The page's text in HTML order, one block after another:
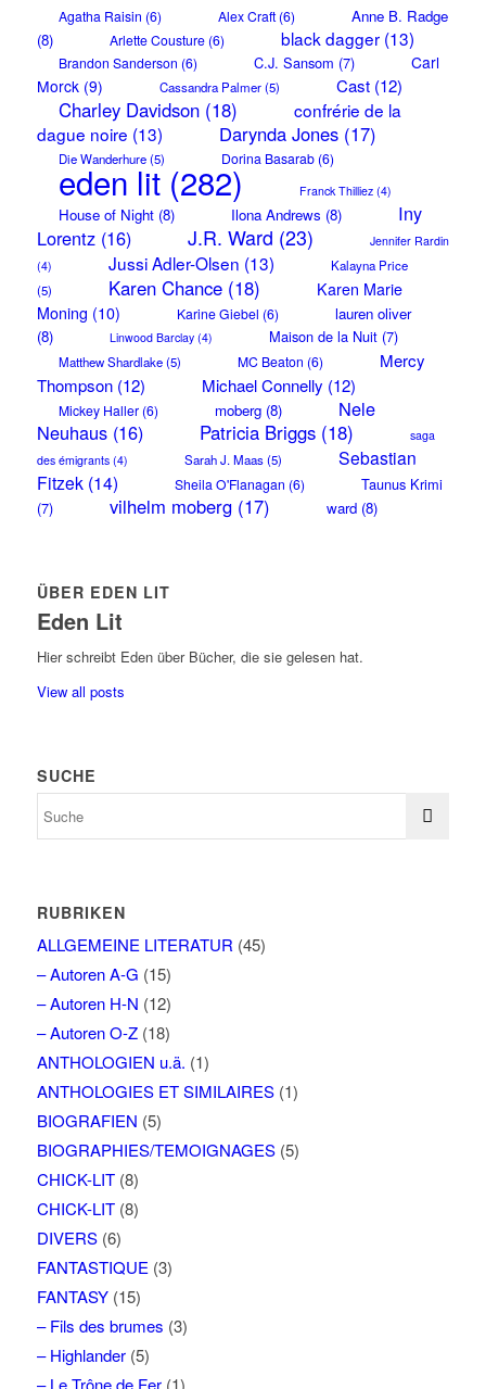
Agatha Raisin (6) Alex Craft(6)
Anne B. Radge
(8)
Arlette Cousture(6) black dagger(13)
Brandon Sanderson (6) C.J. Sansom (7)
Carl
Morck(9) Cassandra Palmer(5) Cast(12)
Charley Davidson(18)
confrérie de la
dague noire (13) Darynda Jones(17)
Die Wanderhure(5) Dorina Basarab(6)
eden lit(282) Franck Thilliez(4)
House of Night(8) Ilona Andrews (8)
Iny
Lorentz(16) J.R. Ward (23)
Jennifer Rardin
(4)
Jussi Adler-Olsen (13)
Kalayna Price
(5)
Karen Chance(18)
Karen Marie
Moning (10) Karine Giebel (6)
lauren oliver
(8)
Linwood Barclay(4) Maison de la Nuit(7)
Matthew Shardlake(5) MC Beaton (6)
Mercy
Thompson(12) Michael Connelly (12)
Mickey Haller(6) moberg(8)
Nele
Neuhaus(16) Patricia Briggs(18)
saga
des émigrants(4) Sarah J. Maas(5)
Sebastian
Fitzek(14) Sheila O'Flanagan (6)
Taunus Krimi
(7)
vilhelm moberg(17) ward(8)
ÜBER EDEN LIT
Eden Lit
Hier schreibt Eden über Bücher, die sie gelesen hat.
View all posts
SUCHE
RUBRIKEN
ALLGEMEINE LITERATUR (45)
– Autoren A-G (15)
– Autoren H-N (12)
– Autoren O-Z(18)
ANTHOLOGIEN u.ä. (1)
ANTHOLOGIES ET SIMILAIRES(1)
BIOGRAFIEN (5)
BIOGRAPHIES/TEMOIGNAGES(5)
CHICK-LIT(8)
CHICK-LIT(8)
DIVERS(6)
FANTASTIQUE (3)
FANTASY(15)
– Fils des brumes (3)
– Highlander(5)
– Le Trône de Fer(1)